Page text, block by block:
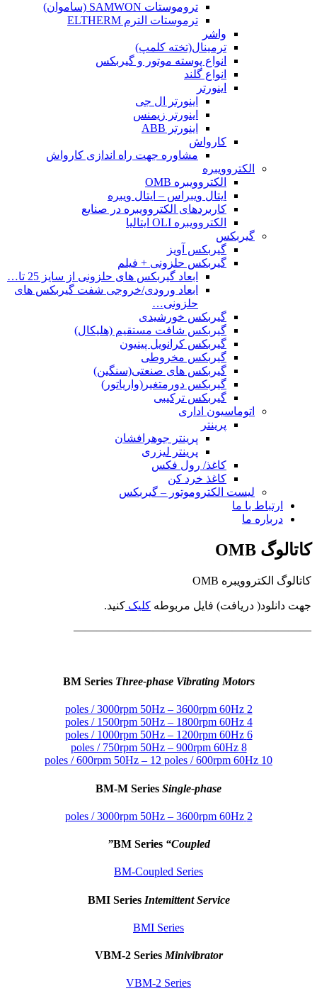
تروموستات SAMWON (ساموان)
ترموستات الترم ELTHERM
واشر
ترمینال(تخته کلمپ)
انواع پوسته موتور و گیربکس
انواع گلند
اینورتر
اینورتر ال جی
اینورتر زیمنس
اینورتر ABB
کارواش
مشاوره جهت راه اندازی کارواش
الکتروویبره
الکتروویبره OMB
ایتال ویبراس – ایتال ویبره
کاربردهای الکتروویبره در صنایع
الکتروویبره OLI ایتالیا
گیربکس
گیربکس آویز
گیربکس حلزونی + فیلم
ابعاد گیربکس های حلزونی از سایز 25 تا…
ابعاد ورودی/خروجی شفت گیربکس های
حلزونی…
گیربکس خورشیدی
گیربکس شافت مستقیم (هلیکال)
گیربکس کرانویل پینیون
گیربکس مخروطی
گیربکس های صنعتی(سنگین)
گیربکس دورمتغیر(واریاتور)
گیربکس ترکیبی
اتوماسیون اداری
پرینتر
پرینتر جوهرافشان
پرینتر لیزری
کاغذ/ رول فکس
کاغذ خرد کن
لیست الکتروموتور – گیربکس
ارتباط با ما
درباره ما
کاتالوگ OMB
کاتالوگ الکتروویبره OMB
جهت دانلود( دریافت) فایل مربوطه کلیک کنید.
—————————————————————
BM Series Three-phase Vibrating Motors
2 poles / 3000rpm 50Hz – 3600rpm 60Hz
4 poles / 1500rpm 50Hz – 1800rpm 60Hz
6 poles / 1000rpm 50Hz – 1200rpm 60Hz
8 poles / 750rpm 50Hz – 900rpm 60Hz
10 poles / 600rpm 50Hz – 12 poles / 600rpm 60Hz
BM-M Series Single-phase
2 poles / 3000rpm 50Hz – 3600rpm 60Hz
BM Series “Coupled”
BM-Coupled Series
BMI Series Intemittent Service
BMI Series
VBM-2 Series Minivibrator
VBM-2 Series